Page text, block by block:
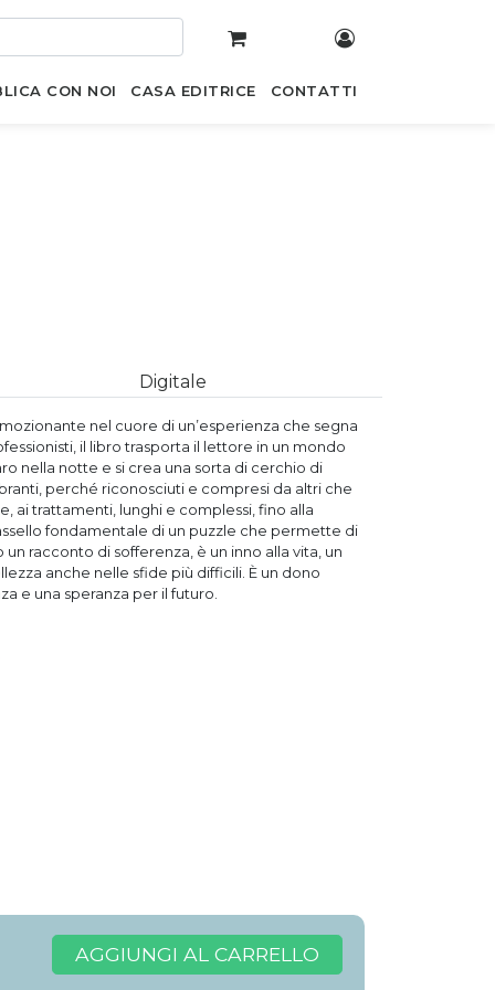
CON NOI CASA EDITRICE CONTATTI
Digitale
nel cuore di un’esperienza che segna
il libro trasporta il lettore in un mondo
nella notte e si crea una sorta di cerchio di
perché riconosciuti e compresi da altri che
ai trattamenti, lunghi e complessi, fino alla
fondamentale di un puzzle che permette di
racconto di sofferenza, è un inno alla vita, un
anche nelle sfide più difficili. È un dono
e una speranza per il futuro.
AGGIUNGI AL CARRELLO